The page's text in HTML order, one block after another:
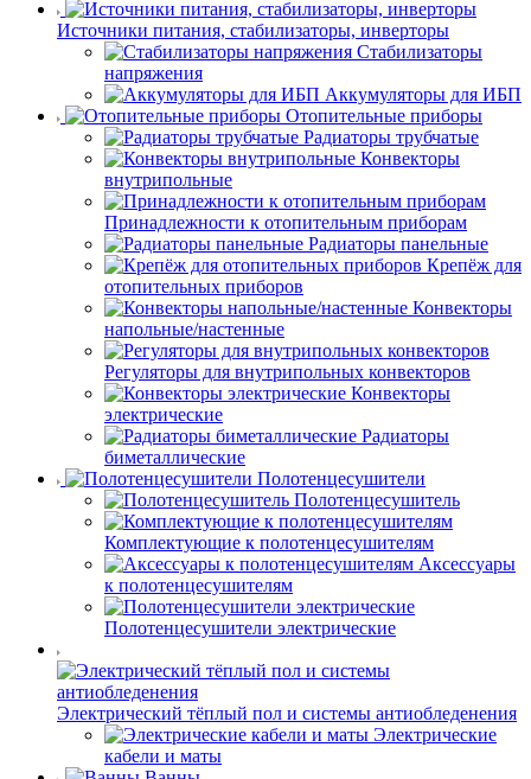
Источники питания, стабилизаторы, инверторы
Стабилизаторы
напряжения
Аккумуляторы для ИБП
Отопительные приборы
Радиаторы трубчатые
Конвекторы
внутрипольные
Принадлежности к отопительным приборам
Радиаторы панельные
Крепёж для
отопительных приборов
Конвекторы
напольные/настенные
Регуляторы для внутрипольных конвекторов
Конвекторы
электрические
Радиаторы
биметаллические
Полотенцесушители
Полотенцесушитель
Комплектующие к полотенцесушителям
Аксессуары
к полотенцесушителям
Полотенцесушители электрические
Электрический тёплый пол и системы антиобледенения
Электрические
кабели и маты